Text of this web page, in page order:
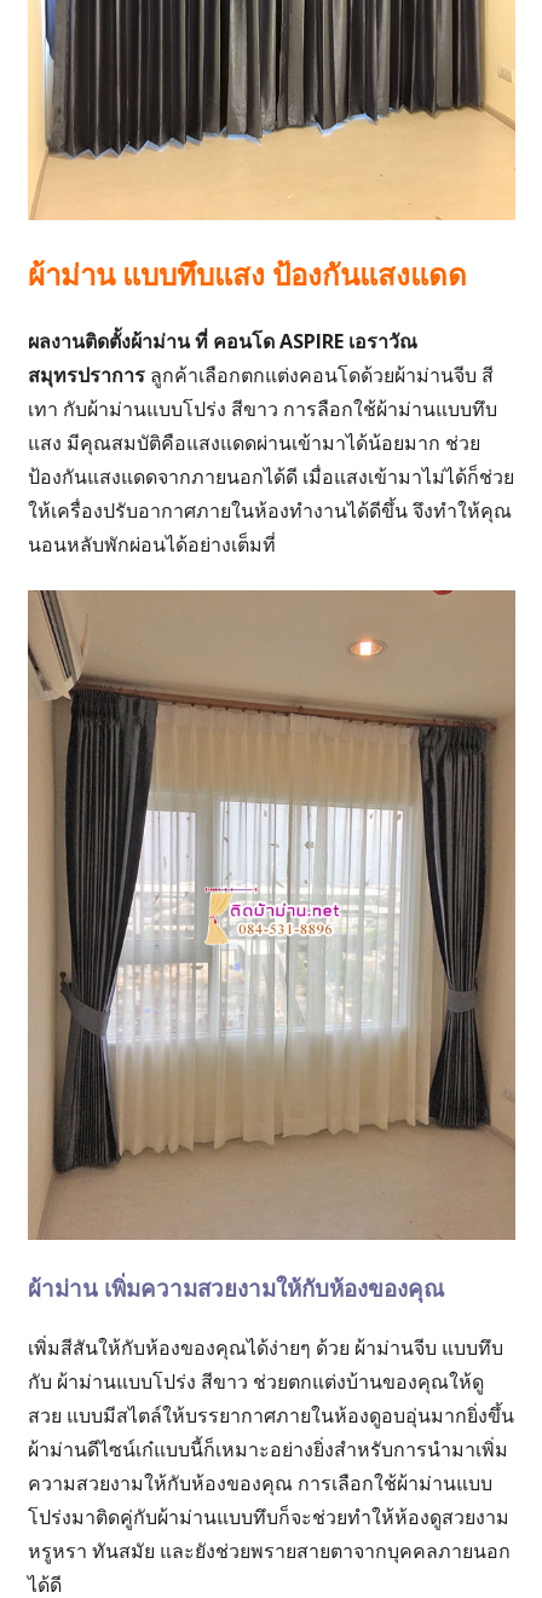
ผ้าม่าน แบบทึบแสง ป้องกันแสงแดด
ผลงานติดตั้งผ้าม่าน ที่ คอนโด ASPIRE เอราวัณ
สมุทรปราการ ลูกค้าเลือกตกแต่งคอนโดด้วยผ้าม่านจีบ สี
เทา กับผ้าม่านแบบโปร่ง สีขาว การลือกใช้ผ้าม่านแบบทึบ
แสง มีคุณสมบัติคือแสงแดดผ่านเข้ามาได้น้อยมาก ช่วย
ป้องกันแสงแดดจากภายนอกได้ดี เมื่อแสงเข้ามาไม่ได้ก็ช่วย
ให้เครื่องปรับอากาศภายในห้องทำงานได้ดีขึ้น จึงทำให้คุณ
นอนหลับพักผ่อนได้อย่างเต็มที่
ผ้าม่าน เพิ่มความสวยงามให้กับห้องของคุณ
เพิ่มสีสันให้กับห้องของคุณได้ง่ายๆ ด้วย ผ้าม่านจีบ แบบทึบ
กับ ผ้าม่านแบบโปร่ง สีขาว ช่วยตกแต่งบ้านของคุณให้ดู
สวย แบบมีสไตล์ให้บรรยากาศภายในห้องดูอบอุ่นมากยิ่งขึ้น
ผ้าม่านดีไซน์เก๋แบบนี้ก็เหมาะอย่างยิ่งสำหรับการนำมาเพิ่ม
ความสวยงามให้กับห้องของคุณ การเลือกใช้ผ้าม่านแบบ
โปร่งมาติดคู่กับผ้าม่านแบบทึบก็จะช่วยทำให้ห้องดูสวยงาม
หรูหรา ทันสมัย และยังช่วยพรายสายตาจากบุคคลภายนอก
ได้ดี